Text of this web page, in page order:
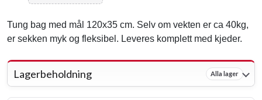
Tung bag med mål 120x35 cm. Selv om vekten er ca 40kg,
er sekken myk og fleksibel. Leveres komplett med kjeder.
Lagerbeholdning Alla lager